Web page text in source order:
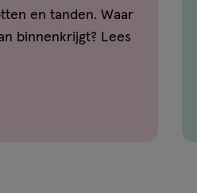
en tanden. Waar
binnenkrijgt? Lees